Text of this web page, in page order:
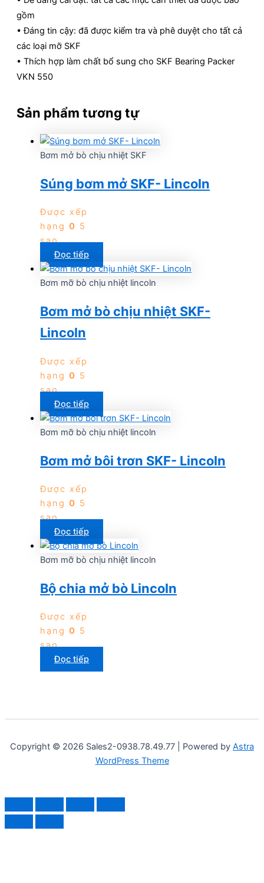
gồm
• Đáng tin cậy: đã được kiểm tra và phê duyệt cho tất cả
các loại mỡ SKF
• Thích hợp làm chất bổ sung cho SKF Bearing Packer
VKN 550
Sản phẩm tương tự
Bơm mở bò chịu nhiệt SKF
Súng bơm mở SKF- Lincoln
Được xếp
hạng 0 5
sao
Đọc tiếp
Bơm mỡ bò chịu nhiệt lincoln
Bơm mở bò chịu nhiệt SKF-
Lincoln
Được xếp
hạng 0 5
sao
Đọc tiếp
Bơm mỡ bò chịu nhiệt lincoln
Bơm mở bôi trơn SKF- Lincoln
Được xếp
hạng 0 5
sao
Đọc tiếp
Bơm mỡ bò chịu nhiệt lincoln
Bộ chia mở bò Lincoln
Được xếp
hạng 0 5
sao
Đọc tiếp
Copyright © 2026 Sales2-0938.78.49.77 | Powered by Astra
WordPress Theme